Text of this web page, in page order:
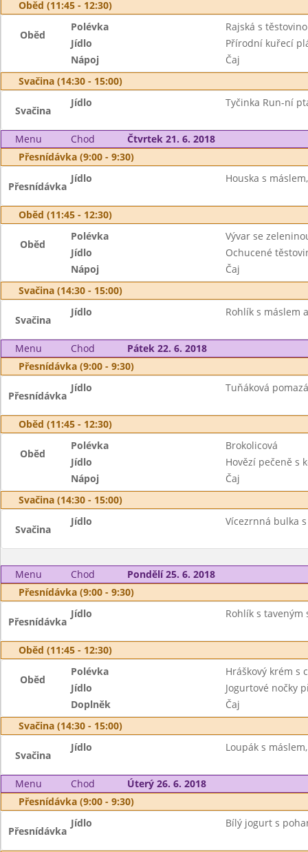
Oběd (11:45 - 12:30)
Oběd
Polévka
Rajská s
Jídlo
Přírodní kuřecí
Nápoj
Čaj
Svačina (14:30 - 15:00)
Svačina
Jídlo Tyčinka Run-ní
Menu Chod
Čtvrtek 21. 6. 2018
Přesnídávka (9:00 - 9:30)
Přesnídávka
Jídlo Houska s
Oběd (11:45 - 12:30)
Oběd
Polévka
Vývar se
Jídlo
Ochucené
Nápoj
Čaj
Svačina (14:30 - 15:00)
Svačina
Jídlo Rohlík s máslem
Menu Chod
Pátek 22. 6. 2018
Přesnídávka (9:00 - 9:30)
Přesnídávka
Jídlo Tuňáková
Oběd (11:45 - 12:30)
Oběd
Polévka
Brokolicová
Jídlo
Hovězí pečeně s
Nápoj
Čaj
Svačina (14:30 - 15:00)
Svačina
Jídlo Vícezrnná bulka
Menu Chod
Pondělí 25. 6. 2018
Přesnídávka (9:00 - 9:30)
Přesnídávka
Jídlo Rohlík s taveným
Oběd (11:45 - 12:30)
Oběd
Polévka
Hráškový krém s
Jídlo
Jogurtové nočky
Doplněk
Čaj
Svačina (14:30 - 15:00)
Svačina
Jídlo Loupák s
Menu Chod
Úterý 26. 6. 2018
Přesnídávka (9:00 - 9:30)
Přesnídávka
Jídlo Bílý jogurt s